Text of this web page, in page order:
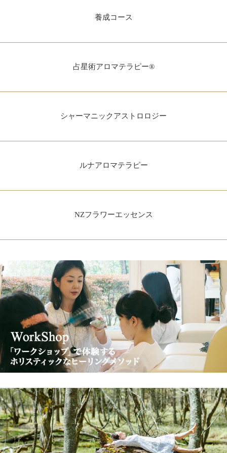
養成コース
占星術アロマテラピー®
シャーマニックアストロロジー
ルナアロマテラピー
NZフラワーエッセンス